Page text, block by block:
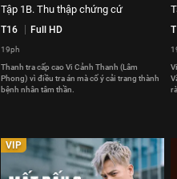
Tập 1B. Thu thập chứng cứ
T16 Full HD
19ph
Thanh tra cấp cao Vi Cảnh Thanh (Lâm
Phong) vì điều tra án mà cố ý cải trang thành
bệnh nhân tâm thần.
VIP